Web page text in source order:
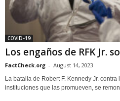
COVID-19
Los engaños de RFK Jr.
FactCheck.org - August 14, 2023
La batalla de Robert F. Kennedy Jr.
instituciones que las promueven, se